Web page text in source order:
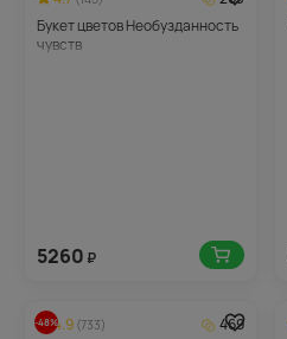
Букет цветов Необузданность
чувств
5260 ₽
-48%4.9 (733)
469